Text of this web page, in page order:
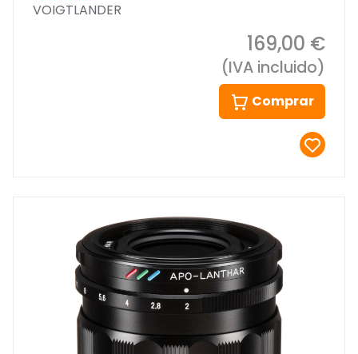
VOIGTLANDER
169,00 €
(IVA incluido)
Comprar